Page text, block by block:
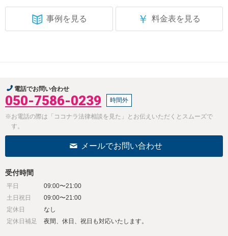
事例を見る ￥ 料金表を見る
電話でお問い合わせ
050-7586-0239 時間外
※お電話の際は「ココナラ法律相談を見た」とお伝えいただくとスムーズで
す。
メールでお問い合わせ
受付時間
平日
09:00〜21:00
土日祝日
09:00〜21:00
定休日
なし
定休日補足
夜間、休日、祝日も対応いたします。